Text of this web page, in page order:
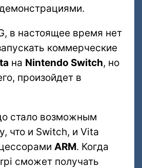
в настоящее время нет
коммерческие
на Nintendo Switch, но
произойдет в
стало возможным
что и Switch, и Vita
ARM. Когда
сможет получать